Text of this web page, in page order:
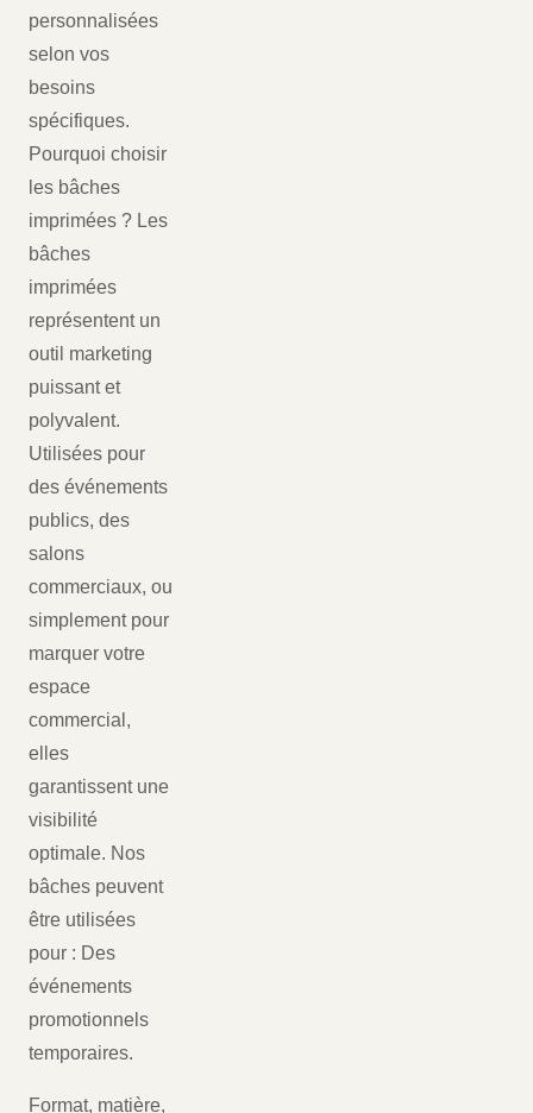
personnalisées
selon vos
besoins
spécifiques.
Pourquoi choisir
les bâches
imprimées ? Les
bâches
imprimées
représentent un
outil marketing
puissant et
polyvalent.
Utilisées pour
des événements
publics, des
salons
commerciaux, ou
simplement pour
marquer votre
espace
commercial,
elles
garantissent une
visibilité
optimale. Nos
bâches peuvent
être utilisées
pour : Des
événements
promotionnels
temporaires.
Format, matière,